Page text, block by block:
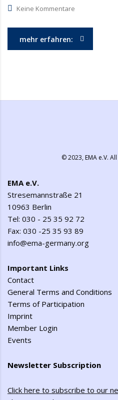
Keine Kommentare
mehr erfahren:
© 2023,EMA e.V.
EMA e.V.
Stresemannstraße 21
10963 Berlin
Tel: 030 - 25 35 92 72
Fax: 030 -25 35 93 89
info@ema-germany.org
Important Links
Contact
General Terms and Conditions
Terms of Participation
Imprint
Member Login
Events
Newsletter Subscription
Click here to subscribe to our